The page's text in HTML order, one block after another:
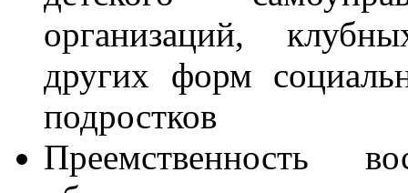
организаций,
других форм
подростков
Преемственность